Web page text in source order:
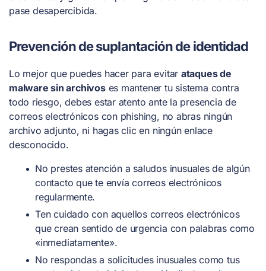
pase desapercibida.
Prevención de suplantación de identidad
Lo mejor que puedes hacer para evitar ataques de
malware sin archivoses mantener tu sistema contra
todo riesgo, debes estar atento ante la presencia de
correos electrónicos con phishing, no abras ningún
archivo adjunto, ni hagas clic en ningún enlace
desconocido.
No prestes atención a saludos inusuales de algún
contacto que te envía correos electrónicos
regularmente.
Ten cuidado con aquellos correos electrónicos
que crean sentido de urgencia con palabras como
«inmediatamente».
No respondas a solicitudes inusuales como tus